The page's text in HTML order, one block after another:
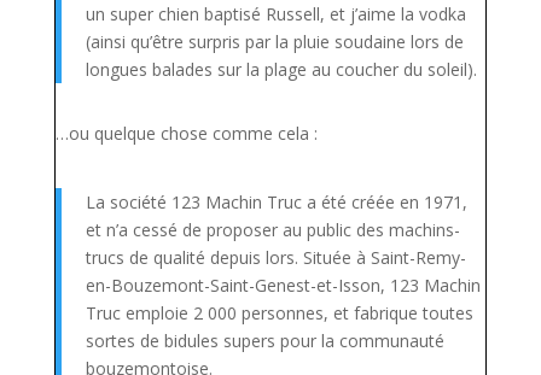
un super chien baptisé Russell, et j’aime la vodka
(ainsi qu’être surpris par la pluie soudaine lors de
longues balades sur la plage au coucher du soleil).
…ou quelque chose comme cela :
La société 123 Machin Truc a été créée en 1971,
et n’a cessé de proposer au public des machins-
trucs de qualité depuis lors. Située à Saint-Remy-
en-Bouzemont-Saint-Genest-et-Isson, 123 Machin
Truc emploie 2 000 personnes, et fabrique toutes
sortes de bidules supers pour la communauté
bouzemontoise.